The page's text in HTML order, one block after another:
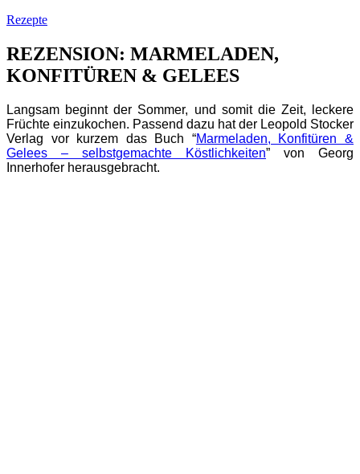
Rezepte
REZENSION: MARMELADEN,
KONFITÜREN & GELEES
Langsam beginnt der Sommer, und somit die Zeit, leckere
Früchte einzukochen. Passend dazu hat der Leopold Stocker
Verlag vor kurzem das Buch “Marmeladen, Konfitüren &
Gelees – selbstgemachte Köstlichkeiten” von Georg
Innerhofer herausgebracht.